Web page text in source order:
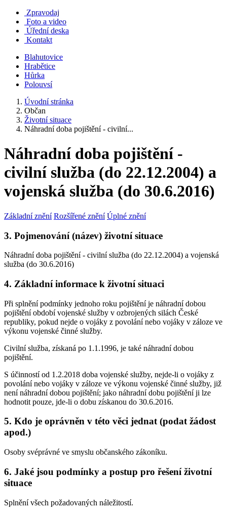
Zpravodaj
Foto a video
Úřední deska
Kontakt
Blahutovice
Hrabětice
Hůrka
Polouvsí
Úvodní stránka
Občan
Životní situace
Náhradní doba pojištění - civilní...
Náhradní doba pojištění -
civilní služba (do 22.12.2004) a
vojenská služba (do 30.6.2016)
Základní znění Rozšířené znění Úplné znění
3. Pojmenování (název) životní situace
Náhradní doba pojištění - civilní služba (do 22.12.2004) a vojenská
služba (do 30.6.2016)
4. Základní informace k životní situaci
Při splnění podmínky jednoho roku pojištění je náhradní dobou
pojištění období vojenské služby v ozbrojených silách České
republiky, pokud nejde o vojáky z povolání nebo vojáky v záloze ve
výkonu vojenské činné služby.
Civilní služba, získaná po 1.1.1996, je také náhradní dobou
pojištění.
S účinností od 1.2.2018 doba vojenské služby, nejde-li o vojáky z
povolání nebo vojáky v záloze ve výkonu vojenské činné služby, již
není náhradní dobou pojištění; jako náhradní dobu pojištění ji lze
hodnotit pouze, jde-li o dobu získanou do 30.6.2016.
5. Kdo je oprávněn v této věci jednat (podat žádost
apod.)
Osoby svéprávné ve smyslu občanského zákoníku.
6. Jaké jsou podmínky a postup pro řešení životní
situace
Splnění všech požadovaných náležitostí.